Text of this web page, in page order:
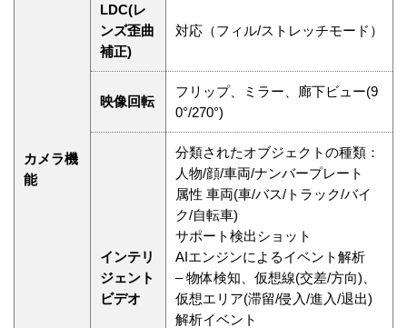
カメラ機
能
LDC(レ
ンズ歪曲
補正)
対応（フィル/ストレッチモード）
映像回転
フリップ、ミラー、廊下ビュー(9
0°/270°)
インテリ
ジェント
ビデオ
分類されたオブジェクトの種類：
人物/顔/車両/ナンバープレート
属性 車両(車/バス/トラック/バイ
ク/自転車)
サポート検出ショット
AIエンジンによるイベント解析
– 物体検知、仮想線(交差/方向)、
仮想エリア(滞留/侵入/進入/退出)
解析イベント